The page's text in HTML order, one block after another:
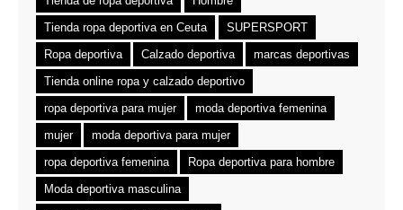
Tienda ropa deportiva en Ceuta
SUPERSPORT
Ropa deportiva
Calzado deportiva
marcas deportivas
Tienda online ropa y calzado deportivo
ropa deportiva para mujer
moda deportiva femenina
mujer
moda deportiva para mujer
ropa deportiva femenina
Ropa deportiva para hombre
Moda deportiva masculina